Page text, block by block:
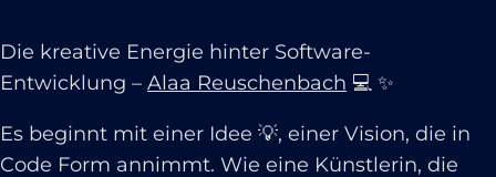
Die kreative Energie hinter Software-
Entwicklung – Alaa Reuschenbach 💻 ✨
Es beginnt mit einer Idee 💡, einer Vision, die in
Code Form annimmt. Wie eine Künstlerin, die